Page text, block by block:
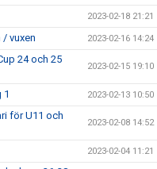
2023-02-18 21:21
vuxen 2023-02-16 14:24
24 och 25
2023-02-15 19:10
1 2023-02-13 10:50
för U11 och
2023-02-08 14:52
2023-02-04 11:21